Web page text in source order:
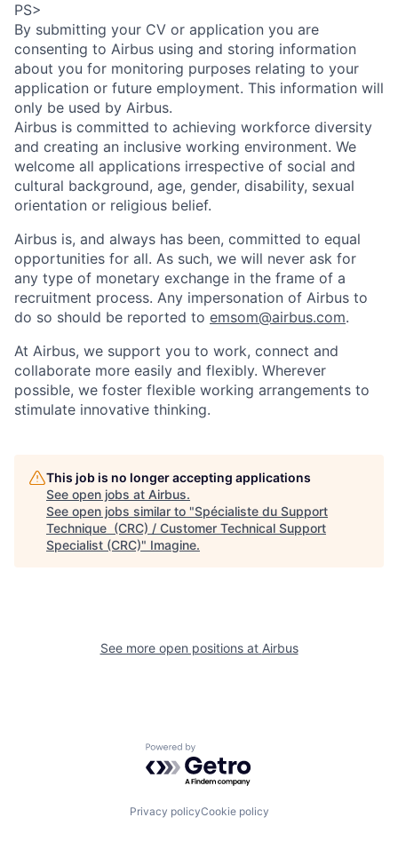
PS>
By submitting your CV or application you are
consenting to Airbus using and storing information
about you for monitoring purposes relating to your
application or future employment. This information will
only be used by Airbus.
Airbus is committed to achieving workforce diversity
and creating an inclusive working environment. We
welcome all applications irrespective of social and
cultural background, age, gender, disability, sexual
orientation or religious belief.
Airbus is, and always has been, committed to equal
opportunities for all. As such, we will never ask for
any type of monetary exchange in the frame of a
recruitment process. Any impersonation of Airbus to
do so should be reported to emsom@airbus.com.
At Airbus, we support you to work, connect and
collaborate more easily and flexibly. Wherever
possible, we foster flexible working arrangements to
stimulate innovative thinking.
This job is no longer accepting applications
See open jobs at Airbus.
See open jobs similar to "Spécialiste du Support
Technique (CRC) / Customer Technical Support
Specialist (CRC)" Imagine.
See more open positions at Airbus
Powered by Getro.com
Privacy policyCookie policy